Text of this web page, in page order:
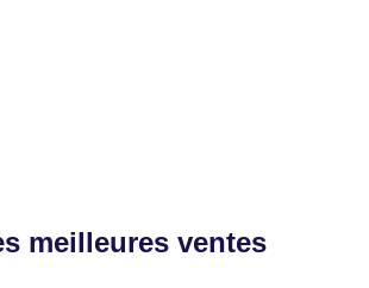
meilleures ventes